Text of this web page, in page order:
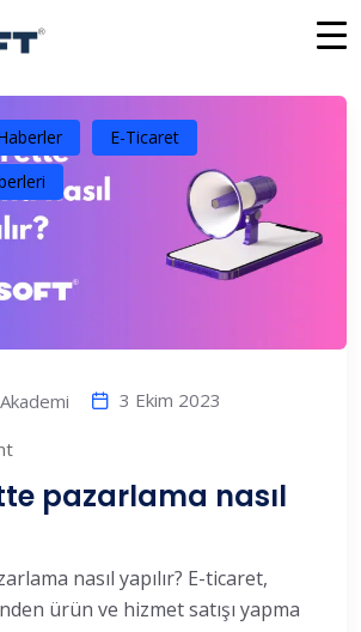
E-Ticaret
3 Ekim 2023
pazarlama nasıl
nasıl yapılır? E-ticaret,
ürün ve hizmet satışı yapma